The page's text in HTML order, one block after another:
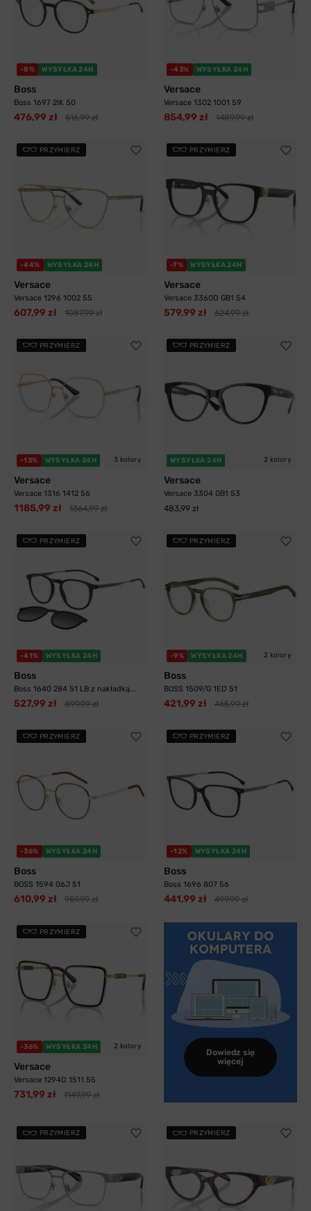
-8% WYSYŁKA 24H
Boss
Boss 1697 2IK 50
476,99 zł 516,99 zł
-43% WYSYŁKA 24H
Versace
Versace 1302 1001 59
854,99 zł 1489,99 zł
PRZYMIERZ
-44% WYSYŁKA 24H
Versace
Versace 1296 1002 55
607,99 zł 1087,99 zł
PRZYMIERZ
-7% WYSYŁKA 24H
Versace
Versace 3360D GB1 54
579,99 zł 624,99 zł
PRZYMIERZ
-13% WYSYŁKA 24H 3 kolory
Versace
Versace 1316 1412 56
1185,99 zł 1364,99 zł
PRZYMIERZ
WYSYŁKA 24H 2 kolory
Versace
Versace 3304 GB1 53
483,99 zł
PRZYMIERZ
-41% WYSYŁKA 24H
Boss
Boss 1640 284 51 LB z nakładką...
527,99 zł 899,99 zł
PRZYMIERZ
-9% WYSYŁKA 24H 2 kolory
Boss
BOSS 1509/G 1ED 51
421,99 zł 465,99 zł
PRZYMIERZ
-36% WYSYŁKA 24H
Boss
BOSS 1594 06J 51
610,99 zł 959,99 zł
PRZYMIERZ
-12% WYSYŁKA 24H
Boss
Boss 1696 807 56
441,99 zł 499,99 zł
PRZYMIERZ
-36% WYSYŁKA 24H 2 kolory
Versace
Versace 1294D 1511 55
731,99 zł 1149,99 zł
Dowiedz się
więcej
PRZYMIERZ PRZYMIERZ